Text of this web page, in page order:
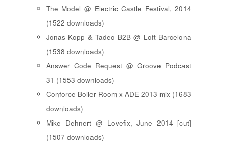
The Model @ Electric Castle Festival, 2014
(1522 downloads)
Jonas Kopp & Tadeo B2B @ Loft Barcelona
(1538 downloads)
Answer Code Request @ Groove Podcast
31 (1553 downloads)
Conforce Boiler Room x ADE 2013 mix (1683
downloads)
Mike Dehnert @ Lovefix, June 2014 [cut]
(1507 downloads)